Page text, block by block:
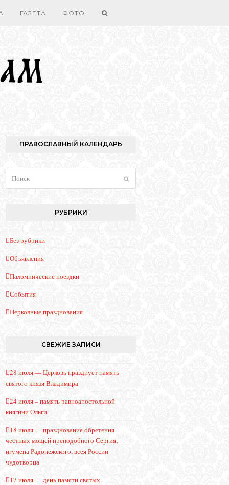
ГАЗЕТА ФОТО
ПРАВОСЛАВНЫЙ КАЛЕНДАРЬ
РУБРИКИ
Без рубрики
Объявления
Паломнические поездки
События
Церковные празднования
СВЕЖИЕ ЗАПИСИ
28 июля — Церковь празднует память
святого князя Владимира
24 июля – память равноапостольной
княгини Ольги
18 июля — празднование обретения
честных мощей преподобного Сергия,
игумена Радонежского, всея России
чудотворца
17 июля — день памяти святых